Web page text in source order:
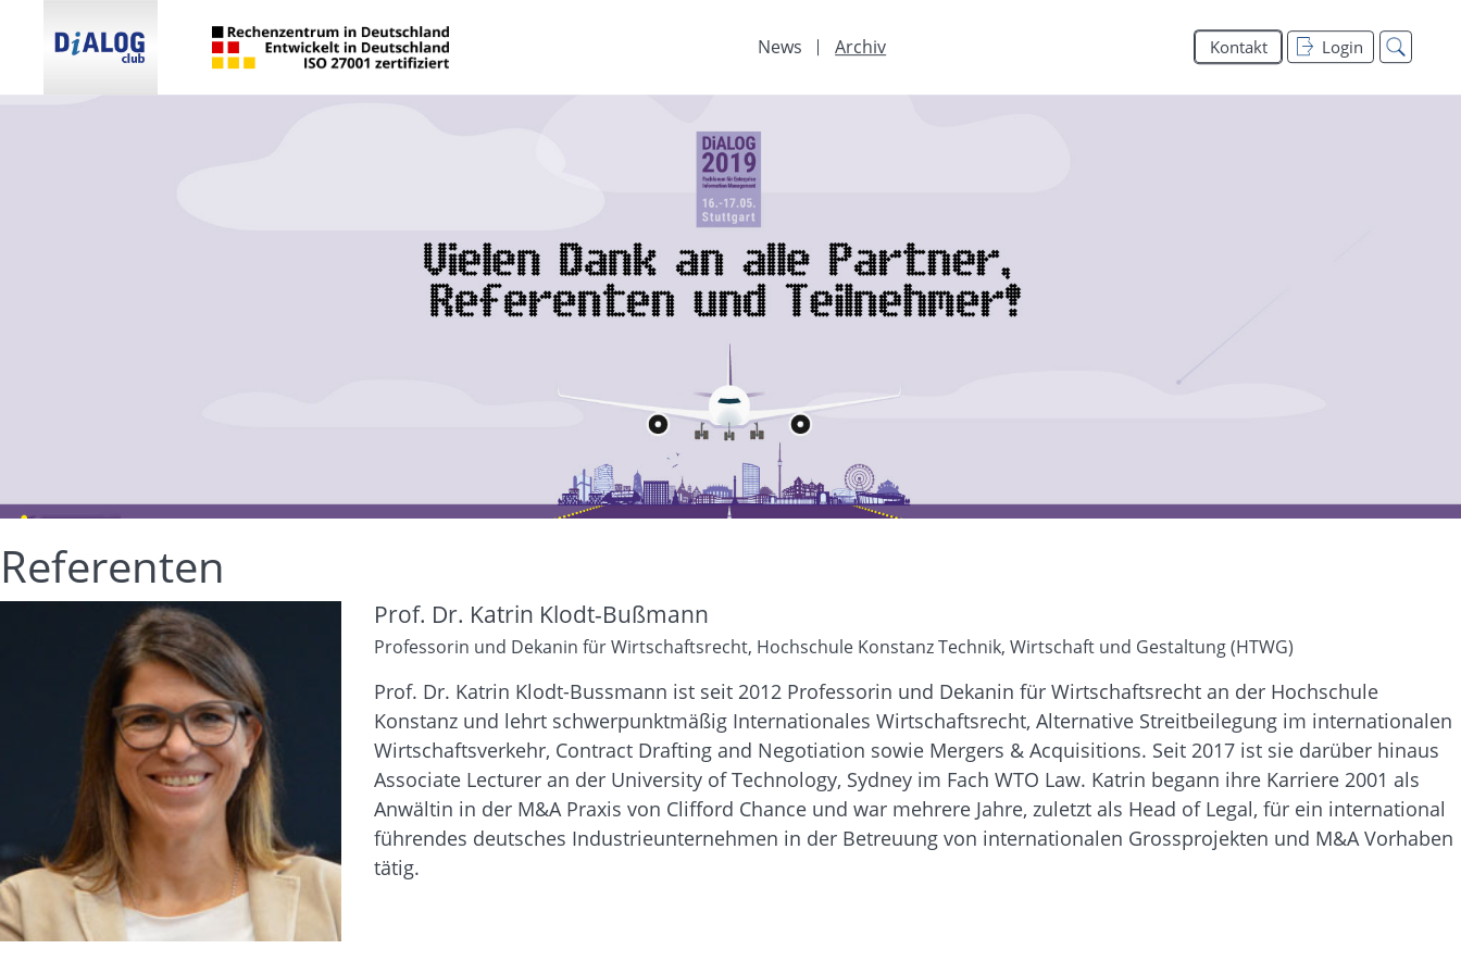
Kontakt Login
News Archiv
Referenten
Prof. Dr. Katrin Klodt-Bußmann
Professorin und Dekanin für Wirtschaftsrecht, Hochschule Konstanz Technik, Wirtschaft und Gestaltung (HTWG)
Prof. Dr. Katrin Klodt-Bussmann ist seit 2012 Professorin und Dekanin für Wirtschaftsrecht an der Hochschule
Konstanz und lehrt schwerpunktmäßig Internationales Wirtschaftsrecht, Alternative Streitbeilegung im internationalen
Wirtschaftsverkehr, Contract Drafting and Negotiation sowie Mergers & Acquisitions. Seit 2017 ist sie darüber hinaus
Associate Lecturer an der University of Technology, Sydney im Fach WTO Law. Katrin begann ihre Karriere 2001 als
Anwältin in der M&A Praxis von Clifford Chance und war mehrere Jahre, zuletzt als Head of Legal, für ein international
führendes deutsches Industrieunternehmen in der Betreuung von internationalen Grossprojekten und M&A Vorhaben
tätig.